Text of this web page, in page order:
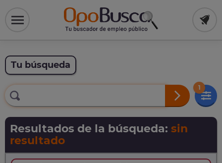
Tu búsqueda
1
Resultados de la búsqueda: sin
resultado